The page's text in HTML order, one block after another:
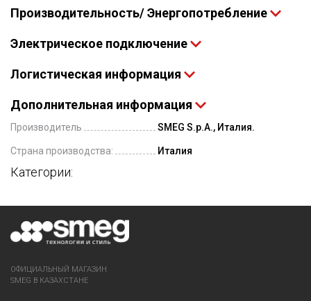
Производительность/ Энергопотребление
Электрическое подключение
Логистическая информация
Дополнительная информация
Производитель SMEG S.p.A., Италия.
Страна производства: Италия
Категории:
ОФИЦИАЛЬНЫЙ МАГАЗИН
SMEG В КАЗАХСТАНЕ